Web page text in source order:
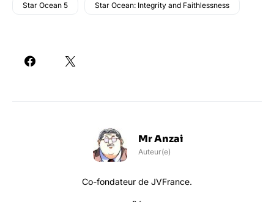
Star Ocean 5 Star Ocean: Integrity and Faithlessness
Mr Anzai
Auteur(e)
Co-fondateur de JVFrance.